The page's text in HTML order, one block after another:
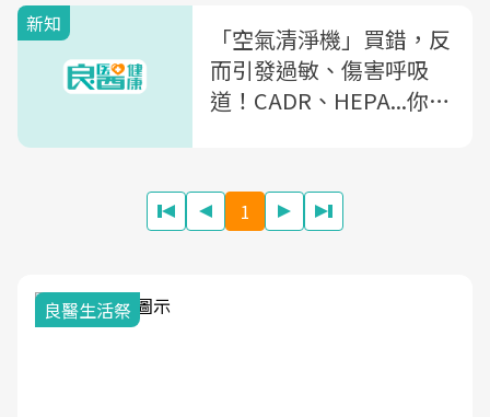
新知
「空氣清淨機」買錯，反
而引發過敏、傷害呼吸
道！CADR、HEPA...你一
1
良醫生活祭